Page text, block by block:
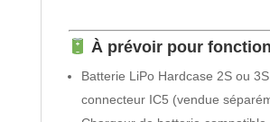
À prévoir pour
Batterie LiPo Hardcase 2S ou
connecteur IC5 (vendue